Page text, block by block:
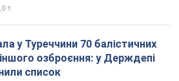
т.
у Туреччини 70 балістичних
озброєння: у Держдепі
список